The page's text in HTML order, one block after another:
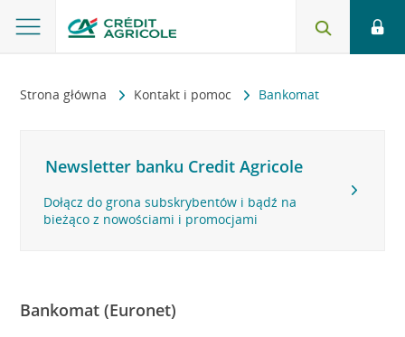
Strona główna Kontakt i pomoc Bankomat
Newsletter banku Credit Agricole
Dołącz do grona subskrybentów i bądź na
bieżąco z nowościami i promocjami
Bankomat (Euronet)